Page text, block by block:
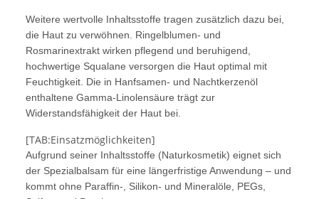
Weitere wertvolle Inhaltsstoffe tragen zusätzlich dazu bei,
die Haut zu verwöhnen. Ringelblumen- und
Rosmarinextrakt wirken pflegend und beruhigend,
hochwertige Squalane versorgen die Haut optimal mit
Feuchtigkeit. Die in Hanfsamen- und Nachtkerzenöl
enthaltene Gamma-Linolensäure trägt zur
Widerstandsfähigkeit der Haut bei.
[TAB:Einsatzmöglichkeiten]
Aufgrund seiner Inhaltsstoffe (Naturkosmetik) eignet sich
der Spezialbalsam für eine längerfristige Anwendung – und
kommt ohne Paraffin-, Silikon- und Mineralöle, PEGs,